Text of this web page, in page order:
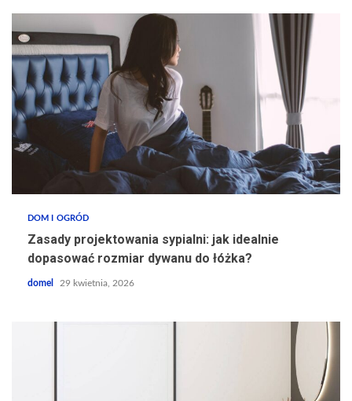
DOM I OGRÓD
Zasady projektowania sypialni: jak idealnie
dopasować rozmiar dywanu do łóżka?
domel 29 kwietnia, 2026